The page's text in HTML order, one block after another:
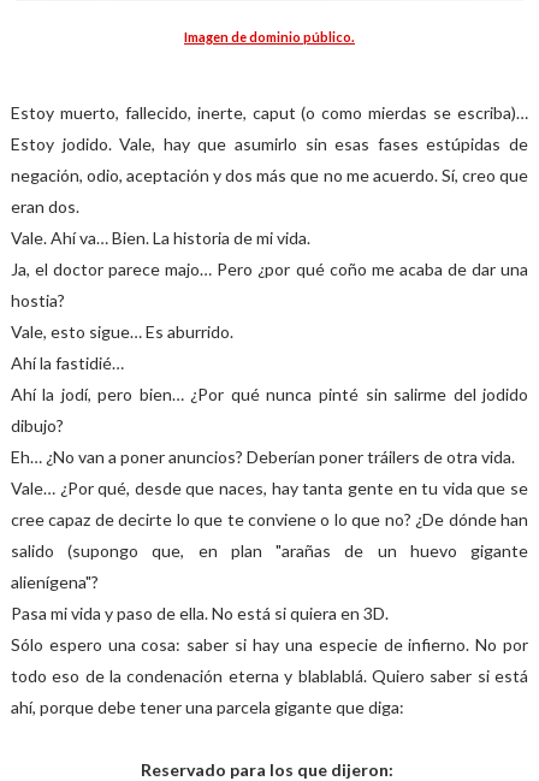
Imagen de dominio público.
Estoy muerto, fallecido, inerte, caput (o como mierdas se escriba)…
Estoy jodido. Vale, hay que asumirlo sin esas fases estúpidas de
negación, odio, aceptación y dos más que no me acuerdo. Sí, creo que
eran dos.
Vale. Ahí va… Bien. La historia de mi vida.
Ja, el doctor parece majo… Pero ¿por qué coño me acaba de dar una
hostia?
Vale, esto sigue… Es aburrido.
Ahí la fastidié…
Ahí la jodí, pero bien… ¿Por qué nunca pinté sin salirme del jodido
dibujo?
Eh… ¿No van a poner anuncios? Deberían poner tráilers de otra vida.
Vale… ¿Por qué, desde que naces, hay tanta gente en tu vida que se
cree capaz de decirte lo que te conviene o lo que no? ¿De dónde han
salido (supongo que, en plan "arañas de un huevo gigante
alienígena"?
Pasa mi vida y paso de ella. No está si quiera en 3D.
Sólo espero una cosa: saber si hay una especie de infierno. No por
todo eso de la condenación eterna y blablablá. Quiero saber si está
ahí, porque debe tener una parcela gigante que diga:
Reservado para los que dijeron: